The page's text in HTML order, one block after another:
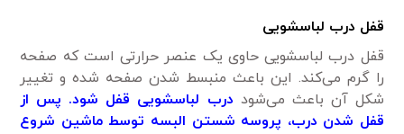
قفل درب لباسشویی
قفل درب لباسشویی حاوی یک عنصر حرارتی است که صفحه
را گرم می‌کند. این باعث منبسط شدن صفحه شده و تغییر
شکل آن باعث می‌شود درب لباسشویی قفل شود. پس از
قفل شدن درب، پروسه شستن البسه توسط ماشین شروع